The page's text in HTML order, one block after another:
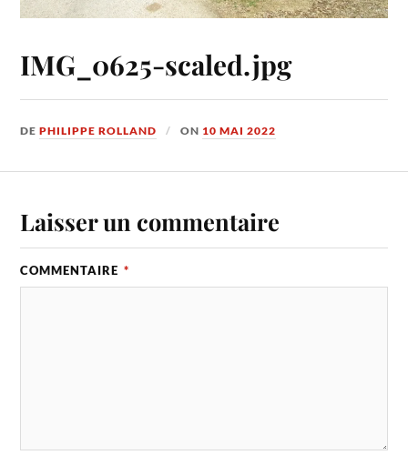
IMG_0625-scaled.jpg
DEPHILIPPE ROLLAND ON 10 MAI 2022
Laisser un commentaire
COMMENTAIRE *